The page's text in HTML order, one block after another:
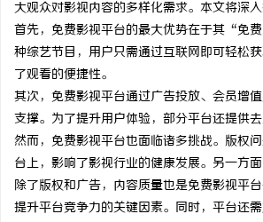
大观众对影视内容的多样化需求。本文将深
首先，免费影视平台的最大优势在于其“免
种综艺节目，用户只需通过互联网即可轻松
了观看的便捷性。
其次，免费影视平台通过广告投放、会员增
支撑。为了提升用户体验，部分平台还提供
然而，免费影视平台也面临诸多挑战。版权
台上，影响了影视行业的健康发展。另一方
除了版权和广告，内容质量也是免费影视平
提升平台竞争力的关键因素。同时，平台还